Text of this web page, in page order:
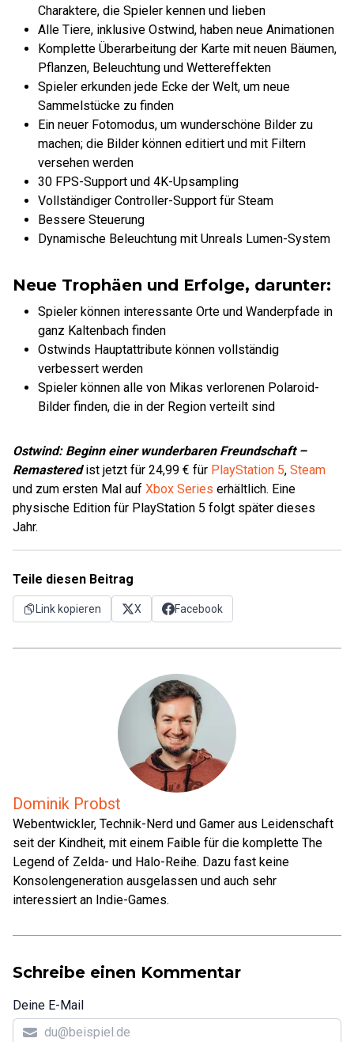
Charaktere, die Spieler kennen und lieben
Alle Tiere, inklusive Ostwind, haben neue Animationen
Komplette Überarbeitung der Karte mit neuen Bäumen,
Pflanzen, Beleuchtung und Wettereffekten
Spieler erkunden jede Ecke der Welt, um neue
Sammelstücke zu finden
Ein neuer Fotomodus, um wunderschöne Bilder zu
machen; die Bilder können editiert und mit Filtern
versehen werden
30 FPS-Support und 4K-Upsampling
Vollständiger Controller-Support für Steam
Bessere Steuerung
Dynamische Beleuchtung mit Unreals Lumen-System
Neue Trophäen und Erfolge, darunter:
Spieler können interessante Orte und Wanderpfade in
ganz Kaltenbach finden
Ostwinds Hauptattribute können vollständig
verbessert werden
Spieler können alle von Mikas verlorenen Polaroid-
Bilder finden, die in der Region verteilt sind
Ostwind: Beginn einer wunderbaren Freundschaft –
Remasteredist jetzt für 24,99 € für PlayStation 5, Steam
und zum ersten Mal auf Xbox Series erhältlich. Eine
physische Edition für PlayStation 5 folgt später dieses
Jahr.
Teile diesen Beitrag
Link kopieren X Facebook
Dominik Probst
Webentwickler, Technik-Nerd und Gamer aus Leidenschaft
seit der Kindheit, mit einem Faible für die komplette The
Legend of Zelda- und Halo-Reihe. Dazu fast keine
Konsolengeneration ausgelassen und auch sehr
interessiert an Indie-Games.
Schreibe einen Kommentar
Deine E-Mail